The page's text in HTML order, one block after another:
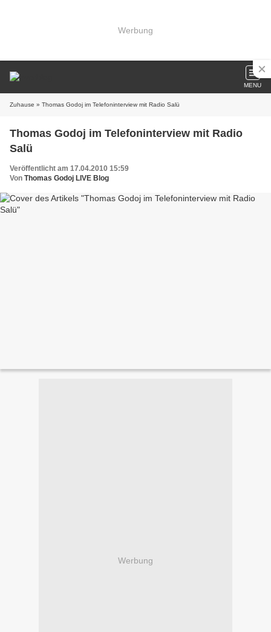
Werbung
MENU
Zuhause » Thomas Godoj im Telefoninterview mit Radio Salü
Thomas Godoj im Telefoninterview mit Radio
Salü
Veröffentlicht am 17.04.2010 15:59
Von Thomas Godoj LIVE Blog
Werbung